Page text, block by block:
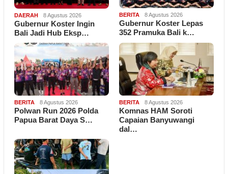
DAERAH 8 Agustus 2026
Gubernur Koster Ingin
Bali Jadi Hub Eksp…
BERITA 8 Agustus 2026
Gubernur Koster Lepas
352 Pramuka Bali k…
BERITA 8 Agustus 2026
Polwan Run 2026 Polda
Papua Barat Daya S…
BERITA 8 Agustus 2026
Komnas HAM Soroti
Capaian Banyuwangi
dal…